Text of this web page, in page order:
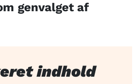
genvalget af
indhold